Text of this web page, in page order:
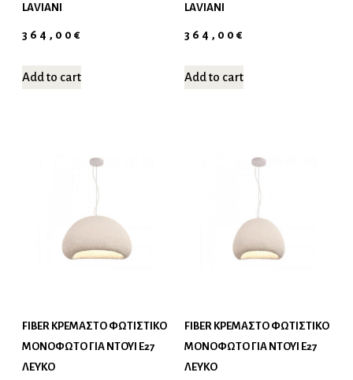
LAVIANI
364,00€
Add to cart
LAVIANI
364,00€
Add to cart
FIBER ΚΡΕΜΑΣΤΌ ΦΩΤΙΣΤΙΚΌ
ΜΟΝΌΦΩΤΟ ΓΙΑ ΝΤΟΥΊ E27
ΛΕΥΚΌ
FIBER ΚΡΕΜΑΣΤΌ ΦΩΤΙΣΤΙΚΌ
ΜΟΝΌΦΩΤΟ ΓΙΑ ΝΤΟΥΊ E27
ΛΕΥΚΌ